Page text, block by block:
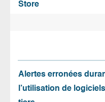
Store
Alertes erronées
l’utilisation de